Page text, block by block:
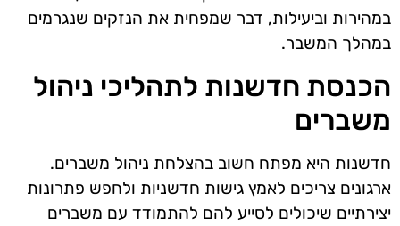
במהירות וביעילות, דבר שמפחית את הנזקים שנגרמים
במהלך המשבר.
הכנסת חדשנות לתהליכי ניהול
משברים
חדשנות היא מפתח חשוב בהצלחת ניהול משברים.
ארגונים צריכים לאמץ גישות חדשניות ולחפש פתרונות
יצירתיים שיכולים לסייע להם להתמודד עם משברים